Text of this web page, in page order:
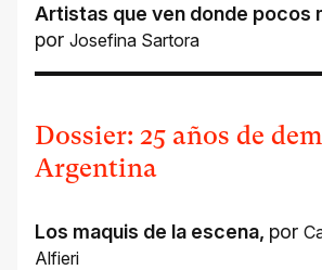
Artistas que ven donde pocos
por Josefina Sartora
Dossier: 25 años de
Argentina
Los maquis de la escena, por
Alfieri